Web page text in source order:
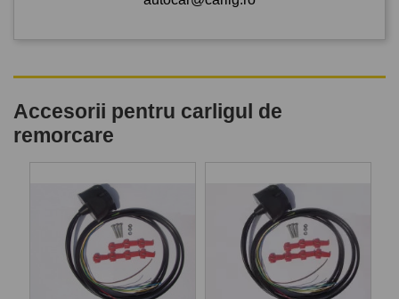
Accesorii pentru carligul de
remorcare